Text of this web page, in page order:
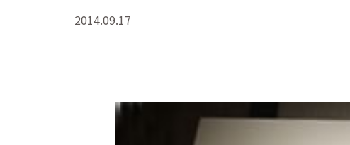
2014.09.17